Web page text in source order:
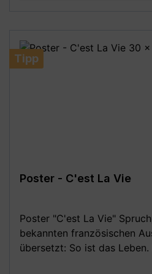
**Aufgrund von
Farbabweichungen vom
möglich!**
Tipp
Poster - C'est La Vie
Poster "C'est La Vie" Spruchposter mit dem
bekannten französischen
übersetzt: So ist das Leben. Man sollte das Leben